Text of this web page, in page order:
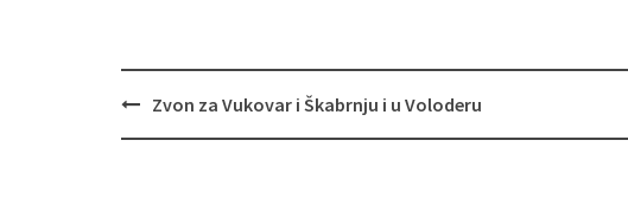
Zvon za Vukovar i Škabrnju i u Voloderu